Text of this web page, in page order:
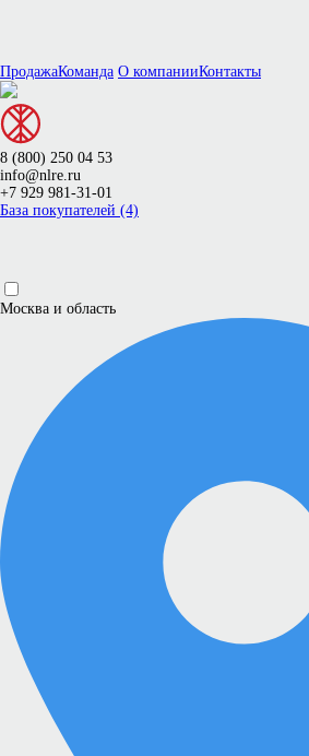
ПродажаКоманда О компанииКонтакты
8 (800) 250 04 53
info@nlre.ru
+7 929 981-31-01
База покупателей (4)
Москва и область